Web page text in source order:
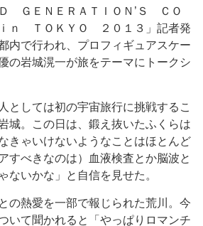
ＧＥＮＥＲＡＴＩＯＮ’Ｓ ＣＯ
ｎ ＴＯＫＹＯ ２０１３」記者発
内で行われ、プロフィギュアスケー
の岩城滉一が旅をテーマにトークシ
としては初の宇宙旅行に挑戦するこ
城。この日は、鍛え抜いたふくらは
きゃいけないようなことはほとんど
すべきなのは）血液検査とか脳波と
ないかな」と自信を見せた。
の熱愛を一部で報じられた荒川。今
いて聞かれると「やっぱりロマンチ